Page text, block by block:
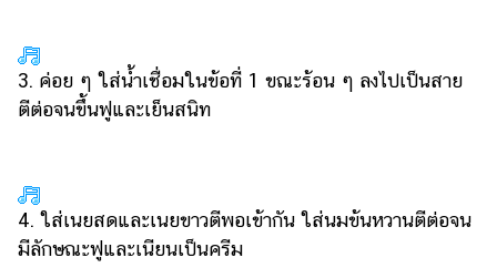
3. ค่อย ๆ ใส่น้ำเชื่อมในข้อที่ 1 ขณะร้อน ๆ ลงไปเป็นสาย
ตีต่อจนขึ้นฟูและเย็นสนิท
4. ใส่เนยสดและเนยขาวตีพอเข้ากัน ใส่นมข้นหวานตีต่อจน
มีลักษณะฟูและเนียนเป็นครีม